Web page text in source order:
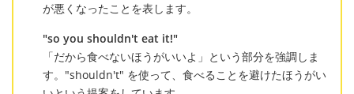
が悪くなったことを表します。
"so you shouldn't eat it!"
「だから食べないほうがいいよ」という部分を強調しま
す。"shouldn't" を使って、食べることを避けたほうがい